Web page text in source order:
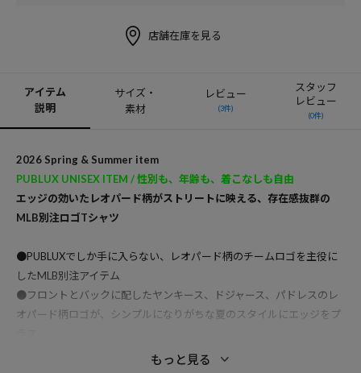
店舗在庫を見る
アイテム
説明
サイズ・
素材
レビュー
(3件)
スタッフ
レビュー
(0件)
2026 Spring & Summer item
PUBLUX UNISEX ITEM / 性別も、年齢も、着こなしも自由
エッジの効いたレオパード柄がストリートに映える、存在感抜群の
MLB別注ロゴTシャツ
●PUBLUXでしか手に入らない、レオパード柄のチームロゴを主役に
したMLB別注アイテム
●フロントとバックに配したヤンキース、ドジャース、パドレスのレ
オパード柄ロゴが、シンプルになりがちな夏のスタイルにエッジをプ
●アーチ状に配置されたグラフィックが、こなれたストリート感を演
もっと見る